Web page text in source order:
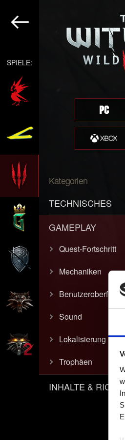
SPIELE:
Kategorien
TECHNISCHES
GAMEPLAY
Quest-Fortschritt
Mechaniken
Sound
Lokalisierung
Trophäen
INHALTE &